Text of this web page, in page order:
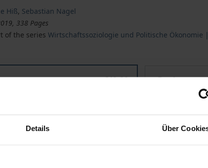
Details Über
Hiß, Sebastian Nagel
338 Pages
of the seriesWirtschaftssoziologie und Politische Ökonomie
€49.00
eBook
ISBN 978-3-
Depending on the delivery address, VAT may vary at checkout.